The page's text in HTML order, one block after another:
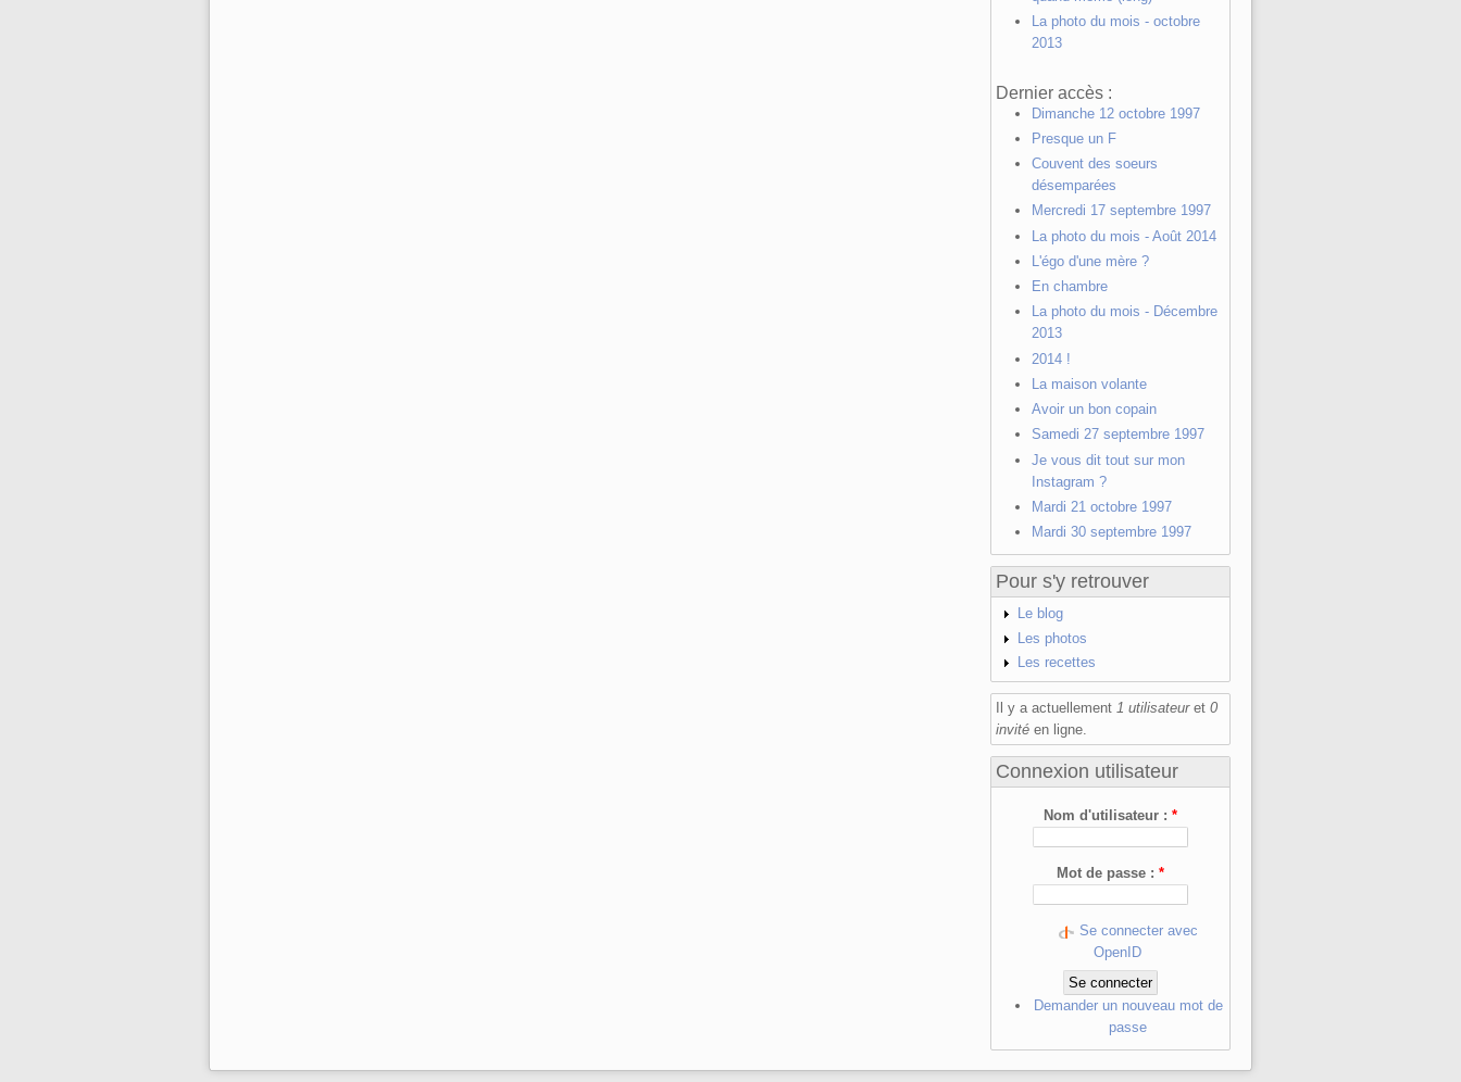
La photo du mois - octobre
2013
Dernier accès :
Dimanche 12 octobre 1997
Presque un F
Couvent des soeurs
désemparées
Mercredi 17 septembre 1997
La photo du mois - Août 2014
L'égo d'une mère ?
En chambre
La photo du mois - Décembre
2013
2014 !
La maison volante
Avoir un bon copain
Samedi 27 septembre 1997
Je vous dit tout sur mon
Instagram ?
Mardi 21 octobre 1997
Mardi 30 septembre 1997
Pour s'y retrouver
Le blog
Les photos
Les recettes
Il y a actuellement 1 utilisateuret0
invité en ligne.
Connexion utilisateur
Nom d'utilisateur :*
Mot de passe :*
Se connecter avec
OpenID
Demander un nouveau mot de
passe